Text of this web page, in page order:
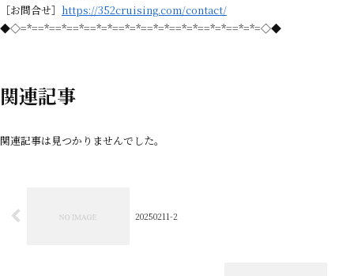
［お問合せ］ https://352cruising.com/contact/
◆◇=*==*==*==*==*=*==*=*==*=*==*=*==*=*==*=*=◇◆
関連記事
関連記事は見つかりませんでした。
20250211-2